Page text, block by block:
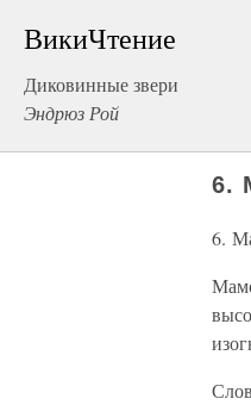
ВикиЧтение
Диковинные звери
Эндрюз Рой
6.
6.